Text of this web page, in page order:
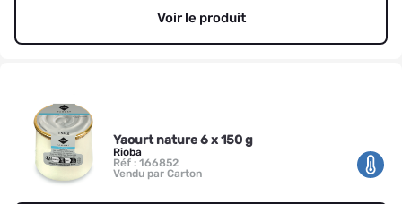
Voir le produit
Yaourt nature 6 x 150 g
Rioba
Réf : 166852
Vendu par Carton